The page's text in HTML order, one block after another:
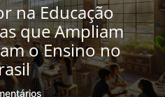
na Educação
que Ampliam
o Ensino no